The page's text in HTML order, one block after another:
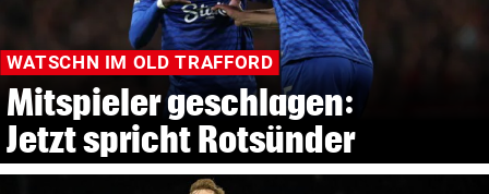
WATSCHN IM OLD TRAFFORD
Mitspieler geschlagen:
Jetzt spricht Rotsünder